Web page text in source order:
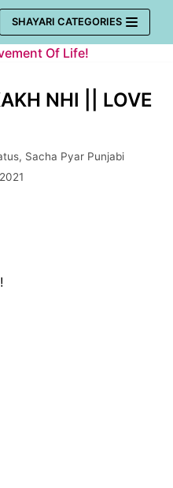
SHAYARI CATEGORIES
Of Life!
NHI || LOVE
, Sacha Pyar Punjabi